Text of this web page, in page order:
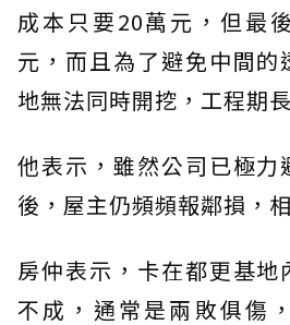
成本只要20萬元，但最
元，而且為了避免中間的
地無法同時開挖，工程期
他表示，雖然公司已極力
後，屋主仍頻頻報鄰損，
房仲表示，卡在都更基地
不成，通常是兩敗俱傷